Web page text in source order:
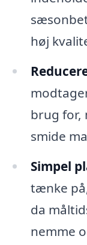
høj
brug for,
smide
Simpel
tænke
da
nemme